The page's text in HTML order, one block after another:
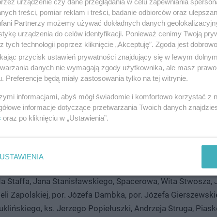
Grzegorza, Plac gen. Józefa Hallera, Podmurna,
Zamkowa, Żeglarska, Mickiewicza, Łazienna,
Kręta, Jarosława Dąbrowskiego, Ogrodowa,
Krasińskiego, Parkowa, Wybickiego,
Szkoły Morskiej, 30 Stycznia, Kasprowicza, Sportowa,
Prusa, Stefana Żeromskiego, Franciszka
Jarosława Iwaszkiewicza, Bałdowska, Jabłoniowa,
Kochanowskiego, Tetmajera, Orzeszkowej,
Konstantyna Dominika, Tadeusza Boya -
Czyżewskiego, Adolfa Dygasińskiego, Forsterów,
Bartosza Głowackiego, Józefa Chełmońskiego,
Juliusza Kraziewicza, Czesława Miłosza, Romana
Zofii Nałkowskiej, C. Kamila Norwida, ks. J. St.
Staffa, Jana Stanisławskiego, Spacerowa, Wita Stwosza,
Zapolskiej, por. Józefa Dambka, por. Józefa
ks. Jerzego Popiełuszki, Andrzeja Struga,
treści, pomiar reklam i treści, badanie odbiorców oraz
Partnerzy możemy używać dokładnych danych
urządzenia do celów identyfikacji. Ponieważ cenimy Twoją
tych technologii poprzez kliknięcie „Akceptuję”. Zgoda jest
przycisk ustawień prywatności znajdujący się w lewym
danych nie wymagają zgody użytkownika, ale masz
Preferencje będą miały zastosowania tylko na tej witrynie.
informacjami, abyś mógł świadomie i komfortowo korzystać z
informacje dotyczące przetwarzania Twoich danych
oraz po kliknięciu w „Ustawienia”.
USTAWIENIA